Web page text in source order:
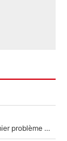
Michael Olise : Pierre Ménès annonce un premier problème pour Zinedine Zidane en équipe de France